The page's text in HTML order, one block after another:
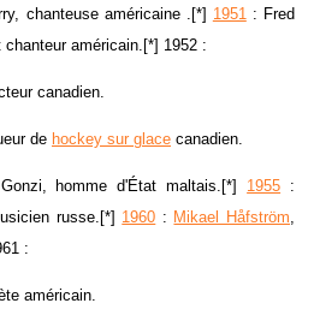
chanteuse américaine .[*] 1951: Fred
américain.[*] 1952 :
canadien.
de hockey sur glace canadien.
homme d'État maltais.[*] 1955 :
russe.[*] 1960 : Mikael Håfström,
:
américain.